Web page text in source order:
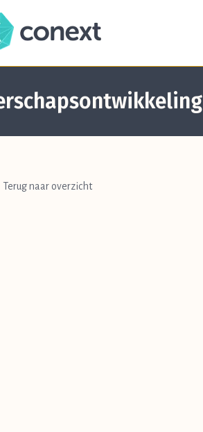
naar overzicht